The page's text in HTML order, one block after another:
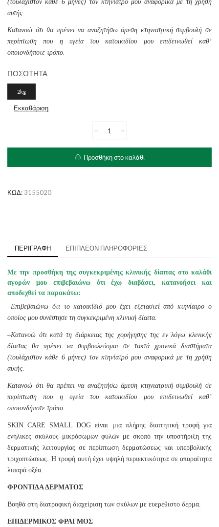
(τουλάχιστον κάθε 6 μήνες) τον κτηνίατρό μου αναφορικά με τη χρήση
αυτής.
Κατανοώ ότι θα πρέπει να αναζητήσω άμεση κτηνιατρική συμβουλή σε
περίπτωση που η υγεία του κατοικιδίου μου επιδεινωθεί καθ’
οποιονδήποτε τρόπο.
ΠΟΣΟΤΗΤΑ
2kg
Εκκαθάριση
CANIN
Adult
Small
Προσθήκη στο καλάθι
ΚΩΔ: 3155020
ΠΕΡΙΓΡΑΦΉ ΕΠΙΠΛΈΟΝ ΠΛΗΡΟΦΟΡΊΕΣ
Με την προσθήκη της συγκεκριμένης κλινικής δίαιτας στο καλάθι
αγορών μου επιβεβαιώνω ότι έχω διαβάσει, κατανοήσει και
αποδεχθεί τα παρακάτω:
–Επιβεβαιώνω ότι το κατοικίδιό μου έχει εξεταστεί από κτηνίατρο ο
οποίος μου συνέστησε τη συγκεκριμένη κλινική δίαιτα.
–Κατανοώ ότι κατά τη διάρκειας της χορήγησης της εν λόγω κλινικής
δίαιτας θα πρέπει να συμβουλεύομαι σε τακτά χρονικά διαστήματα
(τουλάχιστον κάθε 6 μήνες) τον κτηνίατρό μου αναφορικά με τη χρήση
αυτής.
Κατανοώ ότι θα πρέπει να αναζητήσω άμεση κτηνιατρική συμβουλή σε
περίπτωση που η υγεία του κατοικιδίου μου επιδεινωθεί καθ’
οποιονδήποτε τρόπο.
SKIN CARE SMALL DOG είναι μια πλήρης διαιτητική τροφή για
ενήλικες σκύλους μικρόσωμων φυλών με σκοπό την υποστήριξη της
δερματικής λειτουργίας σε περίπτωση δερματώσεως και υπερβολικής
τριχοπτώσεως. Η τροφή αυτή έχει υψηλή περιεκτικότητα σε απαραίτητα
λιπαρά οξέα.
ΦΡΟΝΤΙΔΑ ΔΕΡΜΑΤΟΣ
Βοηθά στη διατροφική διαχείριση των σκύλων με ευερέθιστο δέρμα.
ΕΠΙΔΕΡΜΙΚΟΣ ΦΡΑΓΜΟΣ